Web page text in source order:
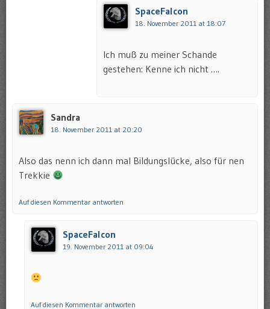
SpaceFalcon
18. November 2011 at 18:07
Ich muß zu meiner Schande
gestehen: Kenne ich nicht ….
Sandra
18. November 2011 at 20:20
Also das nenn ich dann mal Bildungslücke, also für nen
Trekkie
Auf diesen Kommentar antworten
SpaceFalcon
19. November 2011 at 09:04
Auf diesen Kommentar antworten